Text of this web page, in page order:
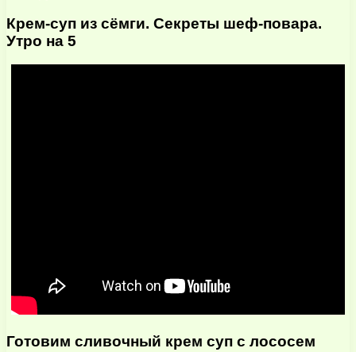
Крем-суп из сёмги. Секреты шеф-повара.
Утро на 5
Готовим сливочный крем суп с лососем